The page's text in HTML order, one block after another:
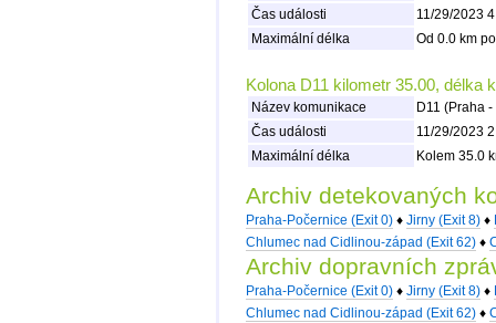
Čas události
11/29/2023
Maximální délka
Od 0.0 km
Kolona D11 kilometr 35.00, délka
Název komunikace
D11 (Praha
Čas události
11/29/2023
Maximální délka
Kolem 35.0
Archiv detekovaných
Praha-Počernice (Exit 0)♦ Jirny (Exit 8)♦
Chlumec nad Cidlinou-západ (Exit 62)♦
Archiv dopravních
Praha-Počernice (Exit 0)♦ Jirny (Exit 8)♦
Chlumec nad Cidlinou-západ (Exit 62)♦